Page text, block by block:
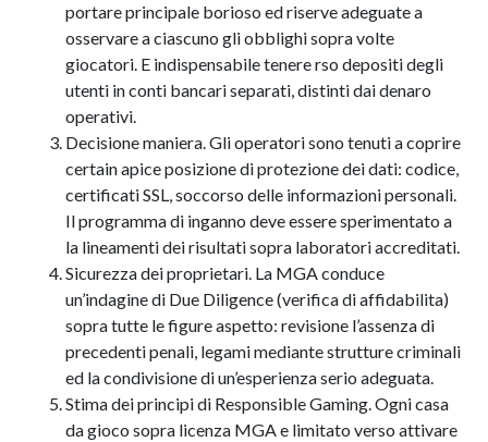
portare principale borioso ed riserve adeguate a
osservare a ciascuno gli obblighi sopra volte
giocatori. E indispensabile tenere rso depositi degli
utenti in conti bancari separati, distinti dai denaro
operativi.
Decisione maniera. Gli operatori sono tenuti a coprire
certain apice posizione di protezione dei dati: codice,
certificati SSL, soccorso delle informazioni personali.
Il programma di inganno deve essere sperimentato a
la lineamenti dei risultati sopra laboratori accreditati.
Sicurezza dei proprietari. La MGA conduce
un’indagine di Due Diligence (verifica di affidabilita)
sopra tutte le figure aspetto: revisione l’assenza di
precedenti penali, legami mediante strutture criminali
ed la condivisione di un’esperienza serio adeguata.
Stima dei principi di Responsible Gaming. Ogni casa
da gioco sopra licenza MGA e limitato verso attivare